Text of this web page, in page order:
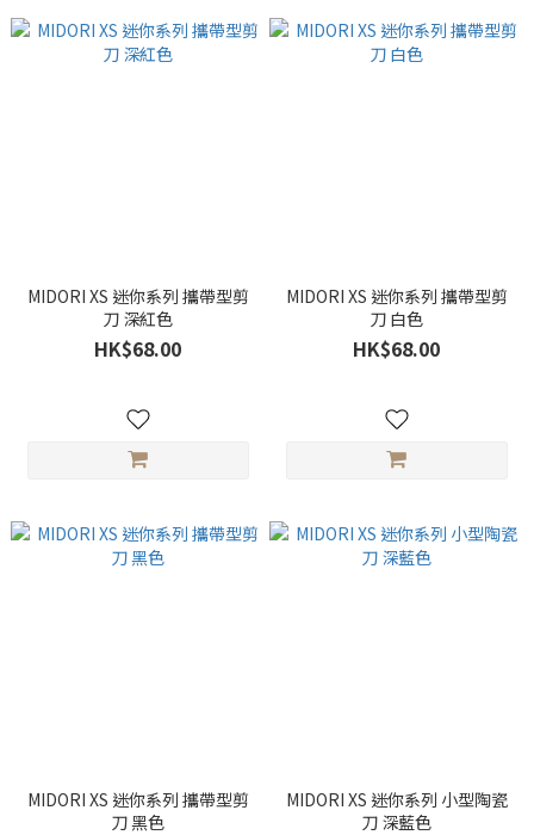
MIDORI XS 迷你系列 攜帶型剪
刀 深紅色
HK$68.00
MIDORI XS 迷你系列 攜帶型剪
刀 白色
HK$68.00
MIDORI XS 迷你系列 攜帶型剪
刀 黑色
MIDORI XS 迷你系列 小型陶瓷
刀 深藍色